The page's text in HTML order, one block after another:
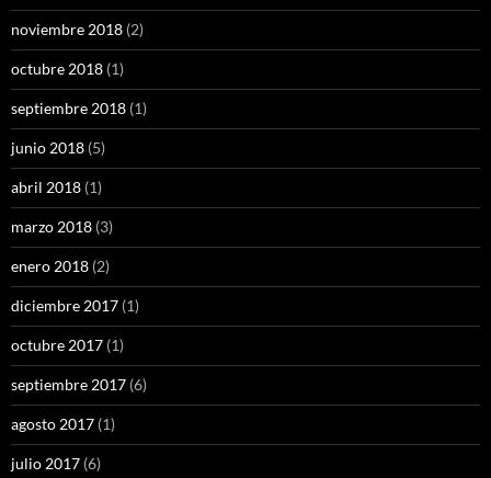
noviembre 2018 (2)
octubre 2018 (1)
septiembre 2018 (1)
junio 2018 (5)
abril 2018 (1)
marzo 2018 (3)
enero 2018 (2)
diciembre 2017 (1)
octubre 2017 (1)
septiembre 2017 (6)
agosto 2017 (1)
julio 2017 (6)